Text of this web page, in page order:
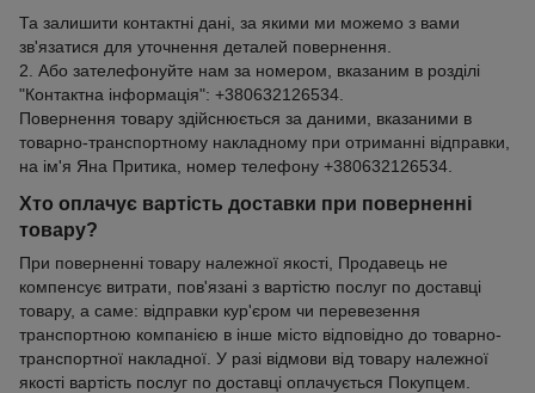
Та залишити контактні дані, за якими ми можемо з вами
зв'язатися для уточнення деталей повернення.
2. Або зателефонуйте нам за номером, вказаним в розділі
"Контактна інформація": +380632126534.
Повернення товару здійснюється за даними, вказаними в
товарно-транспортному накладному при отриманні відправки,
на ім'я Яна Притика, номер телефону +380632126534.
Хто оплачує вартість доставки при поверненні
товару?
При поверненні товару належної якості, Продавець не
компенсує витрати, пов'язані з вартістю послуг по доставці
товару, а саме: відправки кур'єром чи перевезення
транспортною компанією в інше місто відповідно до товарно-
транспортної накладної. У разі відмови від товару належної
якості вартість послуг по доставці оплачується Покупцем.